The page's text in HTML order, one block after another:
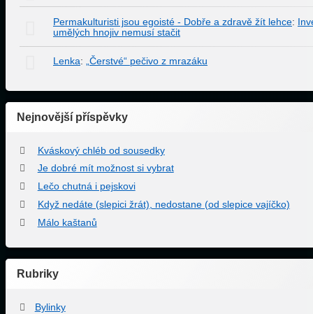
Permakulturisti jsou egoisté - Dobře a zdravě žít lehce:
umělých hnojiv nemusí stačit
Lenka: „Čerstvé“ pečivo z mrazáku
Nejnovější příspěvky
Kváskový chléb od sousedky
Je dobré mít možnost si vybrat
Lečo chutná i pejskovi
Když nedáte (slepici žrát), nedostane (od slepice vajíčko)
Málo kaštanů
Rubriky
Bylinky